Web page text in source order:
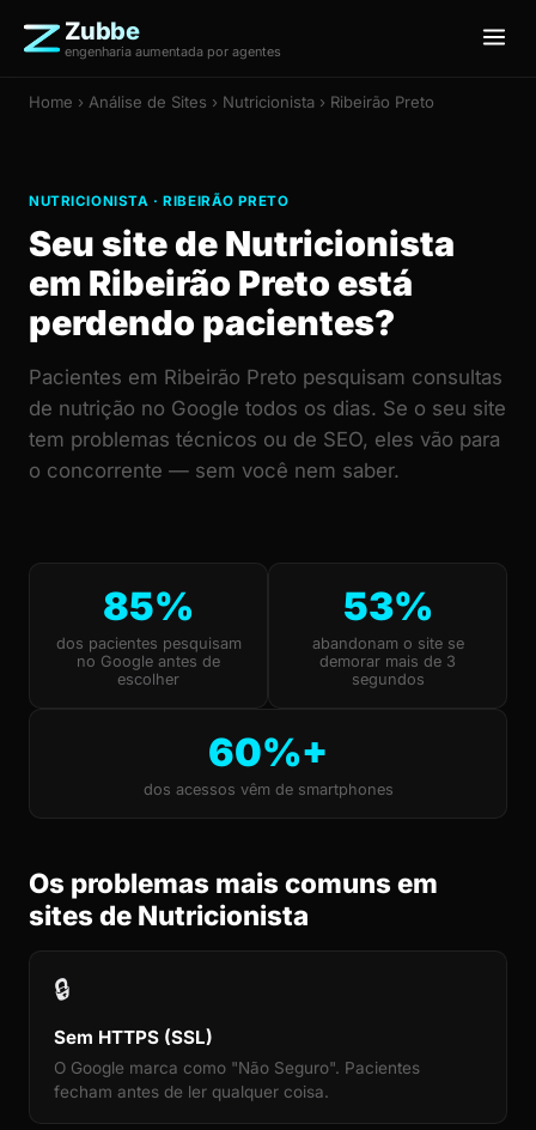
Zubbe
engenharia aumentada por agentes
Home › Análise de Sites › Nutricionista › Ribeirão Preto
NUTRICIONISTA · RIBEIRÃO PRETO
Seu site de Nutricionista
em Ribeirão Preto está
perdendo pacientes?
Pacientes em Ribeirão Preto pesquisam consultas
de nutrição no Google todos os dias. Se o seu site
tem problemas técnicos ou de SEO, eles vão para
o concorrente — sem você nem saber.
85%
dos pacientes pesquisam
no Google antes de
escolher
53%
abandonam o site se
demorar mais de 3
segundos
60%+
dos acessos vêm de smartphones
Os problemas mais comuns em
sites de Nutricionista
🔒
Sem HTTPS (SSL)
O Google marca como "Não Seguro". Pacientes
fecham antes de ler qualquer coisa.